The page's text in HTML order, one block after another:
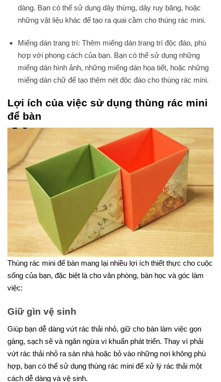
dàng. Bạn có thể sử dụng dây thừng, dây ruy băng, hoặc
những vật liệu khác để tạo ra quai cầm cho thùng rác mini.
Miếng dán trang trí: Thêm miếng dán trang trí độc đáo, phù
hợp với phong cách của bạn. Bạn có thể sử dụng những
miếng dán hình ảnh, những miếng dán họa tiết, hoặc những
miếng dán chữ để tạo thêm nét độc đáo cho thùng rác mini.
Lợi ích của việc sử dụng thùng rác mini
để bàn
Thùng rác mini để bàn mang lại nhiều lợi ích thiết thực cho cuộc
sống của bạn, đặc biệt là cho văn phòng, bàn học và góc làm
việc:
Giữ gìn vệ sinh
Giúp bạn dễ dàng vứt rác thải nhỏ, giữ cho bàn làm việc gọn
gàng, sạch sẽ và ngăn ngừa vi khuẩn phát triển. Thay vì phải
vứt rác thải nhỏ ra sàn nhà hoặc bỏ vào những nơi không phù
hợp, bạn có thể sử dụng thùng rác mini để xử lý rác thải một
cách dễ dàng và vệ sinh.